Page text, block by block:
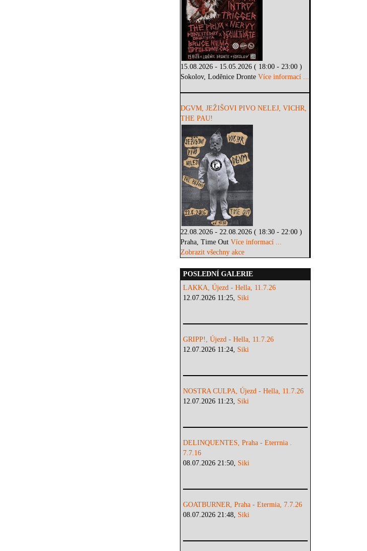
15.08.2026 - 15.05.2026 ( 18:00 - 23:00 )
Sokolov, Loděnice DronteVíce informací ...
DGVM, JEŽIŠOVI PIVO NELEJ, VICHR,
THE PAU!
22.08.2026 - 22.08.2026 ( 18:30 - 22:00 )
Praha, Time OutVíce informací ...
Zobrazit všechny akce
POSLEDNÍ GALERIE
LAKKA, Újezd - Hella, 11.7.26
12.07.2026 11:25, Siki
GRIPP!, Újezd - Hella, 11.7.26
12.07.2026 11:24, Siki
NOSTRA CULPA, Újezd - Hella, 11.7.26
12.07.2026 11:23, Siki
DELINQUENTES, Praha - Eterrnia .
7.7.16
08.07.2026 21:50, Siki
GOATBURNER, Praha - Etermia, 7.7.26
08.07.2026 21:48, Siki